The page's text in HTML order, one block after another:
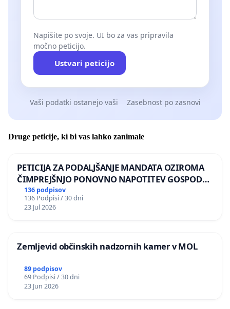
pobude Logatec 2030 - Skupaj za dobro življenje!
1. Bogdan Lipovšek, dolgoletni direktor hotela Union,
upokojenec
3. Metka Rupnik, dolgoletna ravnateljica, predsednica
4. Ana Kermavnar, zdravnica
5. Katja Stražiščar, pravnica
6. Tomaž Smrtnik, upokojeni sodnik
9. Andrej Pečkaj, kmetovalec
10. Marko Pečkaj, upokojenec tovarne KLI Logatec
Napišite po svoje. UI bo za vas pripravila
močno peticijo.
Ustvari peticijo
Vaši podatki ostanejo vaši Zasebnost po zasnovi
Druge peticije, ki bi vas lahko zanimale
PETICIJA ZA PODALJŠANJE MANDATA OZIROMA
ČIMPREJŠNJO PONOVNO NAPOTITEV GOSPODA
BERNARDA ŠRAJNERJA NA VELEPOSLANIŠTVO
REPUBLIKE SLOVENIJE V MOSKVI
136 podpisov
136 Podpisi / 30 dni
23 Jul 2026
Zemljevid občinskih nadzornih kamer v MOL
89 podpisov
69 Podpisi / 30 dni
23 Jun 2026